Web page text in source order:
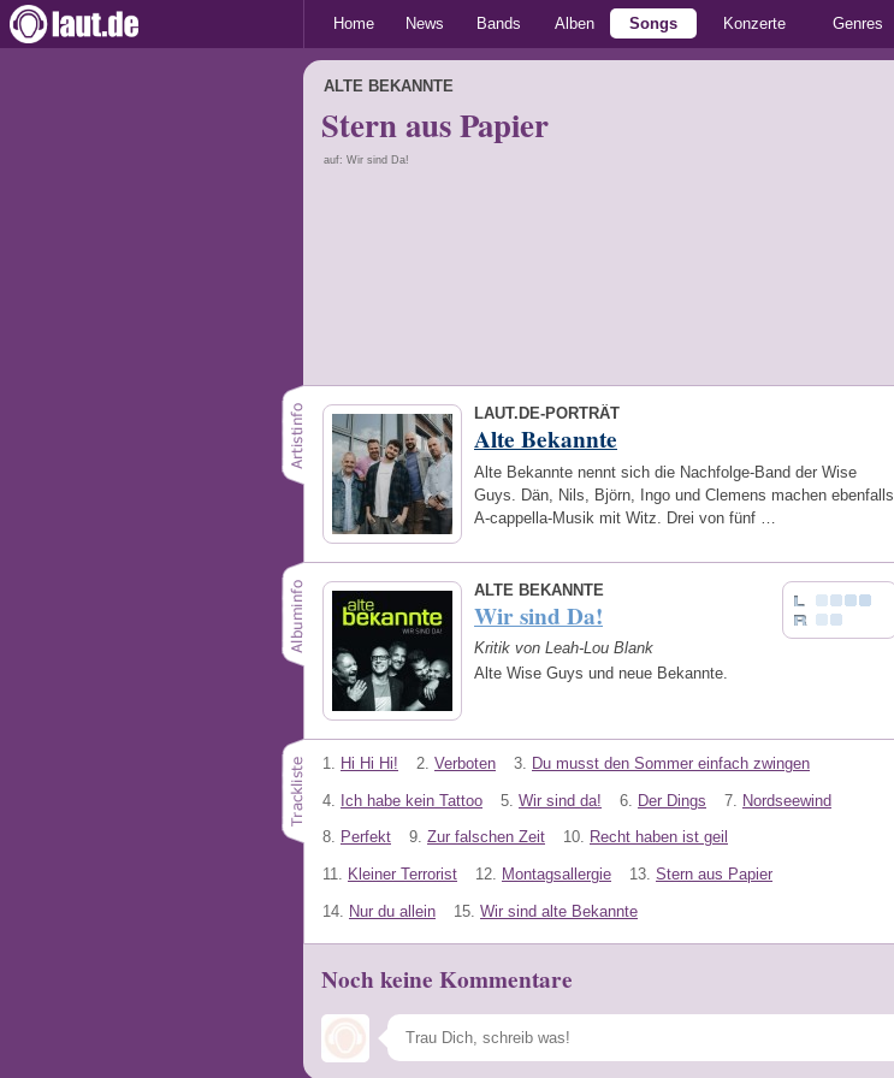
Home News Bands Alben Songs Konzerte Genres
ALTE BEKANNTE
Stern aus Papier
auf: Wir sind Da!
LAUT.DE-PORTRÄT
Alte Bekannte
Alte Bekannte nennt sich die Nachfolge-Band der Wise
Guys. Dän, Nils, Björn, Ingo und Clemens machen ebenfalls
A-cappella-Musik mit Witz. Drei von fünf …
ALTE BEKANNTE
Wir sind Da!
Kritik von Leah-Lou Blank
Alte Wise Guys und neue Bekannte.
1. Hi Hi Hi! 2. Verboten 3. Du musst den Sommer einfach zwingen
4. Ich habe kein Tattoo 5. Wir sind da! 6. Der Dings 7. Nordseewind
8. Perfekt 9. Zur falschen Zeit 10. Recht haben ist geil
11. Kleiner Terrorist 12. Montagsallergie 13. Stern aus Papier
14. Nur du allein 15. Wir sind alte Bekannte
Noch keine Kommentare